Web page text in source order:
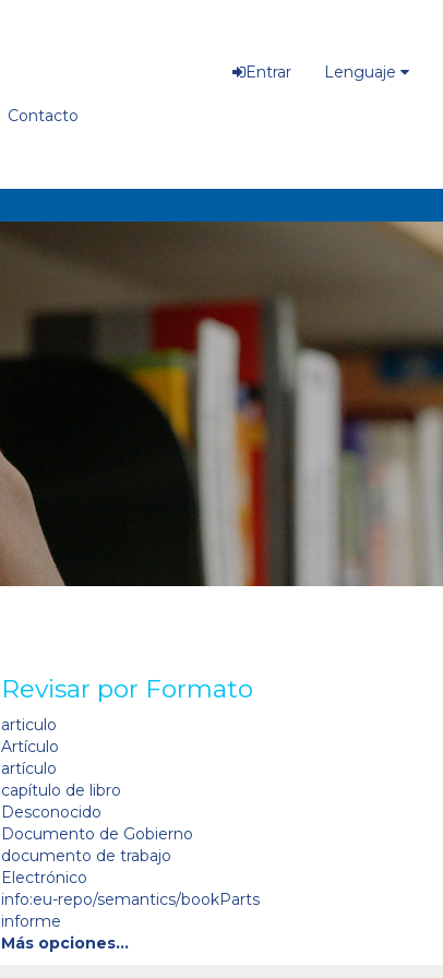
Contacto
Entrar Lenguaje
Revisar por Formato
articulo
Artículo
artículo
capítulo de libro
Desconocido
Documento de Gobierno
documento de trabajo
Electrónico
info:eu-repo/semantics/bookParts
informe
Más opciones…